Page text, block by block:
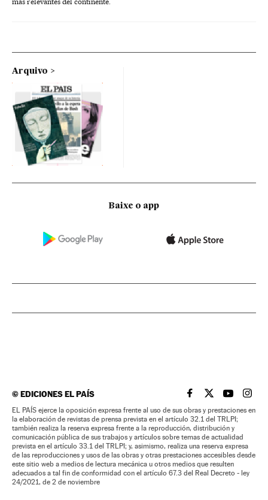
Arquivo
Baixe o app
©EDICIONES EL PAÍS EL PAÍS BRASIL EN
EL PAÍSEL PAÍS
EL
EL PAÍS ejerce la oposición expresa frente al uso de sus obras y prestaciones en
la elaboración de revistas de prensa prevista en el artículo 32.1 del TRLPI;
también realiza la reserva expresa frente a la reproducción, distribución y
comunicación pública de sus trabajos y artículos sobre temas de actualidad
prevista en el artículo 33.1 del TRLPI; y, asimismo, realiza una reserva expresa
de las reproducciones y usos de las obras y otras prestaciones accesibles desde
este sitio web a medios de lectura mecánica u otros medios que resulten
adecuados a tal fin de conformidad con el artículo 67.3 del Real Decreto - ley
24/2021, de 2 de noviembre